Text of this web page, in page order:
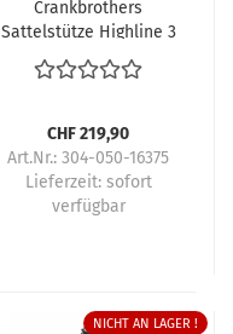
Crankbrothers
Sattelstütze Highline 3
CHF 219,90
Art.Nr.: 304-050-16375
Lieferzeit: sofort
verfügbar
NICHT AN LAGER !